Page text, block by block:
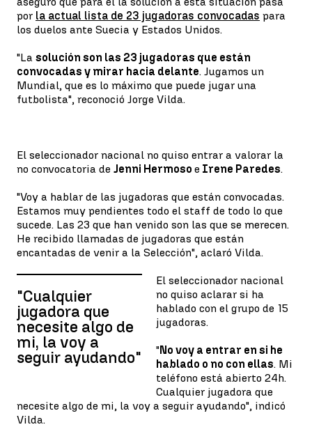
por la actual lista de 23 jugadoras convocadas para
los duelos ante Suecia y Estados Unidos.
"La solución son las 23 jugadoras que están
convocadas y mirar hacia delante. Jugamos un
Mundial, que es lo máximo que puede jugar una
futbolista", reconoció Jorge Vilda.
El seleccionador nacional no quiso entrar a valorar la
no convocatoria de Jenni Hermoso e Irene Paredes.
"Voy a hablar de las jugadoras que están convocadas.
Estamos muy pendientes todo el staff de todo lo que
sucede. Las 23 que han venido son las que se merecen.
He recibido llamadas de jugadoras que están
encantadas de venir a la Selección", aclaró Vilda.
"Cualquier
jugadora que
necesite algo de
mi, la voy a
seguir ayudando"
El seleccionador nacional
no quiso aclarar si ha
hablado con el grupo de 15
jugadoras.
"No voy a entrar en si he
hablado o no con ellas. Mi
teléfono está abierto 24h.
Cualquier jugadora que
necesite algo de mi, la voy a seguir ayudando", indicó
Vilda.